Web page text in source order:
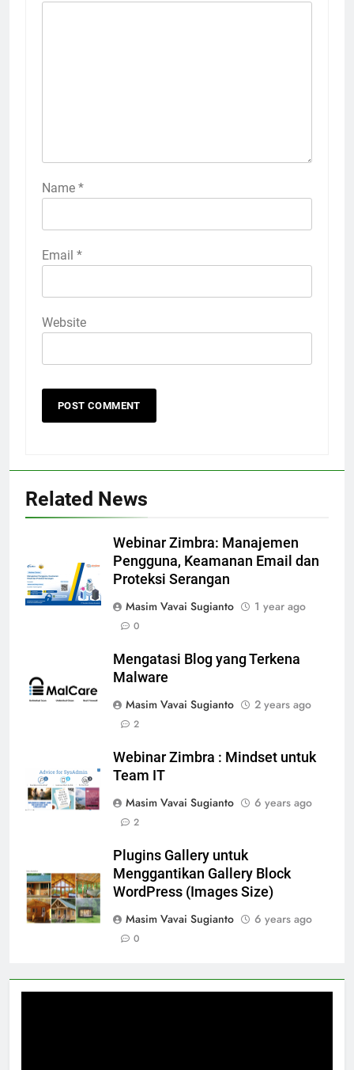
Name *
Email *
Website
Related News
Webinar Zimbra: Manajemen
Pengguna, Keamanan Email dan
Proteksi Serangan
Masim Vavai Sugianto
1 year ago
0
Mengatasi Blog yang Terkena
Malware
Masim Vavai Sugianto
2 years ago
2
Webinar Zimbra : Mindset untuk
Team IT
Masim Vavai Sugianto
6 years ago
2
Plugins Gallery untuk
Menggantikan Gallery Block
WordPress (Images Size)
Masim Vavai Sugianto
6 years ago
0